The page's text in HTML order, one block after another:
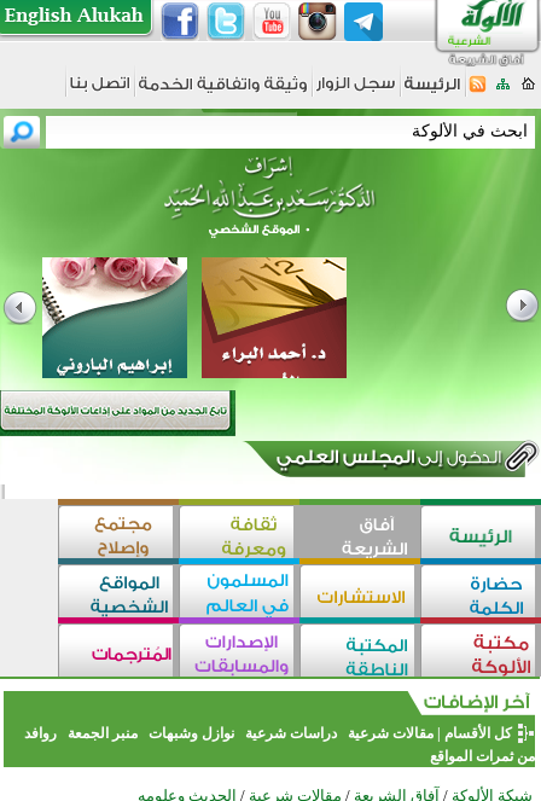
كل الأقسام |مقالات شرعية دراسات شرعية نوازل وشبهات منبر الجمعة
روافد
من ثمرات المواقع
شبكة الألوكة / آفاق الشريعة / مقالات شرعية / الحديث وعلومه